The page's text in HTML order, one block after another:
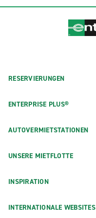
RESERVIERUNGEN
ENTERPRISE PLUS®
AUTOVERMIETSTATIONEN
UNSERE MIETFLOTTE
INSPIRATION
INTERNATIONALE WEBSITES